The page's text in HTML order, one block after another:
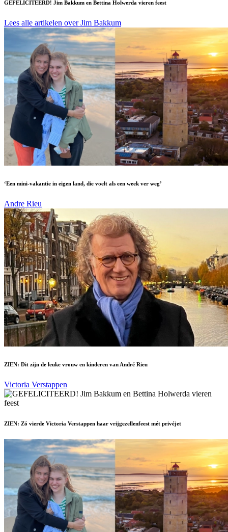
GEFELICITEERD! Jim Bakkum en Bettina Holwerda vieren feest
Lees alle artikelen over Jim Bakkum
‘Een mini-vakantie in eigen land, die voelt als een week ver weg’
Andre Rieu
ZIEN: Dit zijn de leuke vrouw en kinderen van André Rieu
Victoria Verstappen
ZIEN: Zó vierde Victoria Verstappen haar vrijgezellenfeest mét privéjet